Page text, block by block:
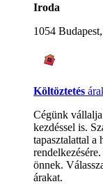
Iroda
1054
Költöztetés
Cégünk
kezdéssel is.
tapasztalattal a
önnek.
árakat.